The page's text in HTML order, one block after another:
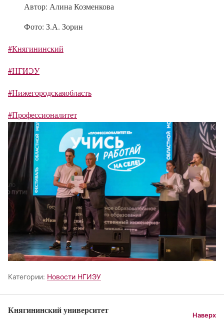
Автор: Алина Козменкова
Фото: З.А. Зорин
#Княгининский
#НГИЭУ
#Нижегородскаяобласть
#Профессионалитет
Категории: Новости НГИЭУ
Княгининский университет Наверх